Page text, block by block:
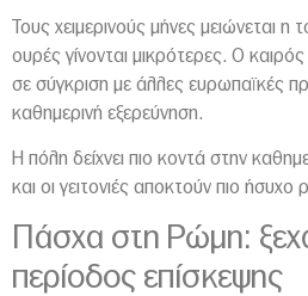
Τους χειμερινούς μήνες μειώνεται η
ουρές γίνονται μικρότερες. Ο
σε σύγκριση με άλλες ευρωπαϊκές
καθημερινή εξερεύνηση.
Η πόλη δείχνει πιο κοντά στην
και οι γειτονιές αποκτούν πιο ήσυχο
Πάσχα στη Ρώμη:
περίοδος επίσκεψης